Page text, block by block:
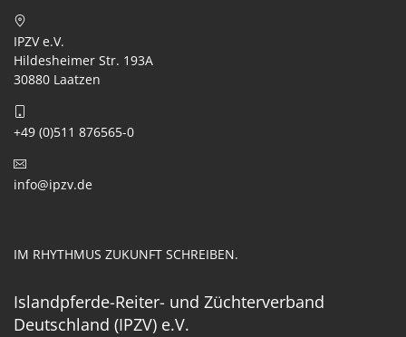
IPZV e.V.
Hildesheimer Str. 193A
30880 Laatzen
+49 (0)511 876565-0
info@ipzv.de
IM RHYTHMUS ZUKUNFT SCHREIBEN.
Islandpferde-Reiter- und Züchterverband
Deutschland (IPZV) e.V.